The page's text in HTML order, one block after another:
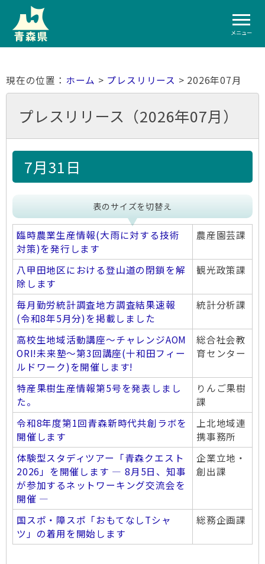
メニュー
ホーム > プレスリリース > 2026年07月
プレスリリース（2026年07月）
7月31日
表のサイズを切替え
臨時農業生産情報(大雨に対する技術
対策)を発行します
農産園芸課
八甲田地区における登山道の閉鎖を解
除します
観光政策課
毎月勤労統計調査地方調査結果速報
(令和8年5月分)を掲載しました
統計分析課
高校生地域活動講座～チャレンジAOM
ORI!未来塾～第3回講座(十和田フィー
ルドワーク)を開催します!
総合社会教
育センター
特産果樹生産情報第5号を発表しまし
た。
りんご果樹
課
令和8年度第1回青森新時代共創ラボを
開催します
上北地域連
携事務所
体験型スタディツアー「青森クエスト
2026」を開催します ― 8月5日、知事
が参加するネットワーキング交流会を
開催 ―
企業立地・
創出課
国スポ・障スポ「おもてなしTシャ
ツ」の着用を開始します
総務企画課